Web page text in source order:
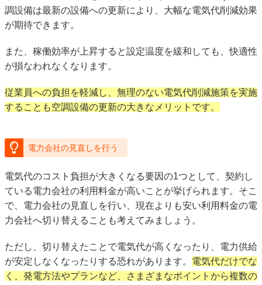
調設備は最新の設備への更新により、大幅な電気代削減効果
が期待できます。
また、稼働効率が上昇すると設定温度を緩和しても、快適性
が損なわれなくなります。
従業員への負担を軽減し、無理のない電気代削減施策を実施
することも空調設備の更新の大きなメリットです。
電力会社の見直しを行う
電気代のコスト負担が大きくなる要因の1つとして、契約し
ている電力会社の利用料金が高いことが挙げられます。そこ
で、電力会社の見直しを行い、現在よりも安い利用料金の電
力会社へ切り替えることも考えてみましょう。
ただし、切り替えたことで電気代が高くなったり、電力供給
が安定しなくなったりする恐れがあります。 電気代だけでな
く、発電方法やプランなど、さまざまなポイントから複数の